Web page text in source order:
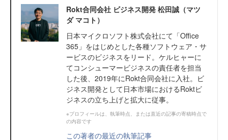
Rokt合同会社 ビジネス開発 松田誠（マツ
ダ マコト）
日本マイクロソフト株式会社にて「Office
365」をはじめとした各種ソフトウェア・サ
ービスのビジネスをリード。ケルヒャーに
てコンシューマービジネスの責任者を担当
した後、2019年にRokt合同会社に入社。ビ
ジネス開発として日本市場におけるRoktビ
ジネスの立ち上げと拡大に従事。
※プロフィールは、執筆時点、または直近の記事の寄稿時点で
の内容です
この著者の最近の執筆記事